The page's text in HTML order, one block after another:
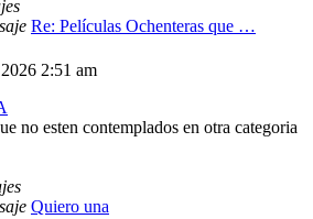
Re: Películas Ochenteras que …
último 2:51 am
no esten contemplados en otra categoria
Quiero una